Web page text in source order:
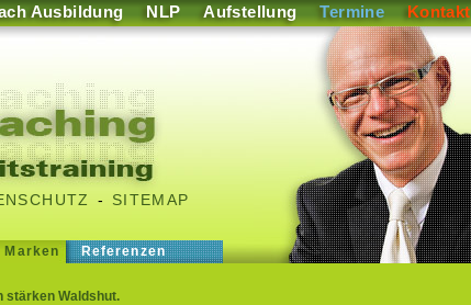
Ausbildung NLP Aufstellung Termine Kontakt
- SITEMAP
Marken Referenzen
stärken Waldshut.